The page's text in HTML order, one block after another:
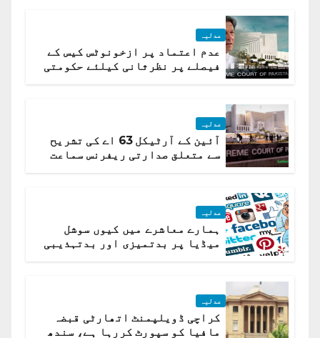
عدلیہ
عدم اعتماد پر ازخونوٹس کیس کے
فیصلے پر نظرثانی کیلئے حکومتی
عدلیہ
آئین کے آرٹیکل 63 اے کی تشریح
سے متعلق صدارتی ریفرنس سماعت
عدلیہ
ہمارے معاشرے میں کیوں سوشل
میڈیا پر بدتمیزی اور بدتہذیبی
عدلیہ
کراچی ڈویلپمنٹ اتھارٹی قبضہ
مافیا کو سپورٹ کررہا ہے، سندھ